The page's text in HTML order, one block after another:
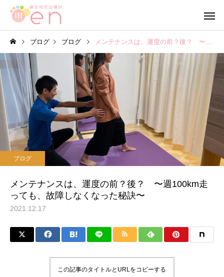
ブログ
【当院の小さな従業員】
【笑顔が作る 穏やか
心】
ブログ ブログ メンテナンスは、運度の前？後？ 〜週100km走っても、故障しなくなった秘訣〜
ブログ
メンテナンスは、運度の前？後？ 〜週100km走
っても、故障しなくなった秘訣〜
2021.12.17
この記事のタイトルとURLをコピーする